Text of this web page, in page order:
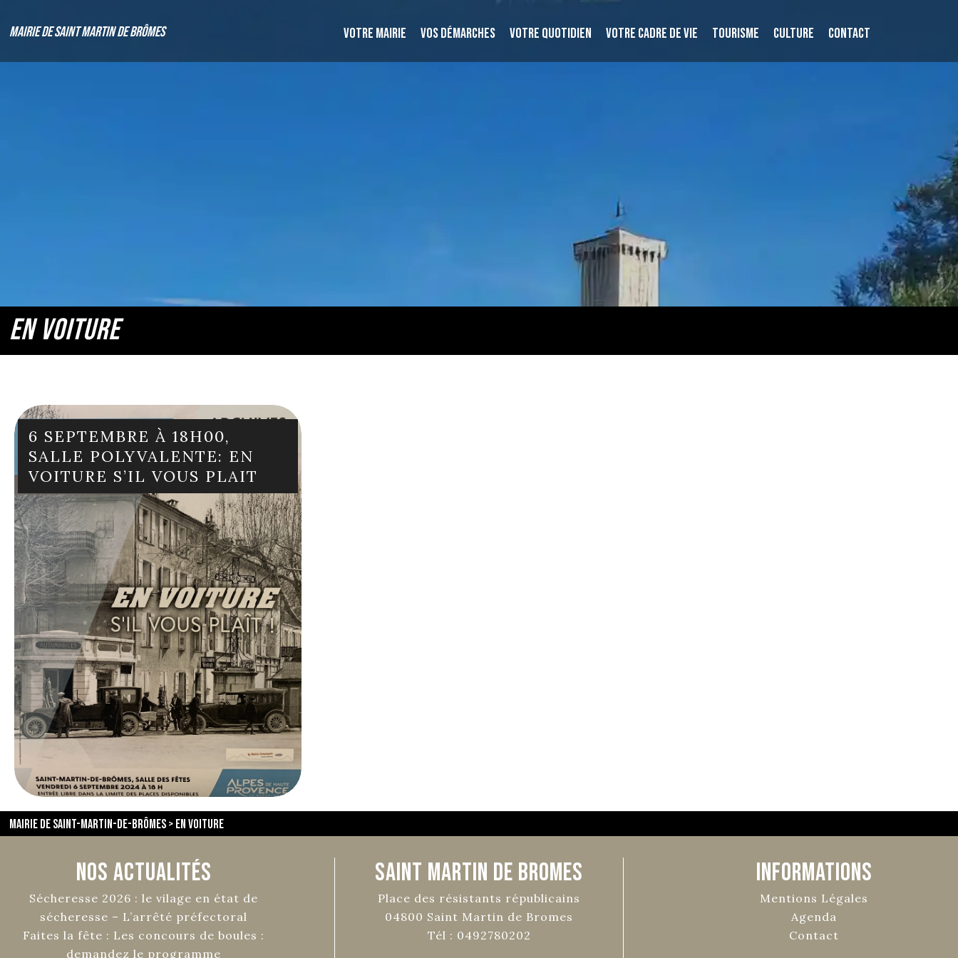
Mairie de Saint Martin de Brômes VOTRE MAIRIE VOS DÉMARCHES VOTRE QUOTIDIEN VOTRE CADRE DE VIE TOURISME CULTURE CONTACT
EN VOITURE
6 SEPTEMBRE À 18H00,
SALLE POLYVALENTE: EN
VOITURE S’IL VOUS PLAIT
Mairie de Saint-Martin-de-Brômes>en voiture
Nos Actualités
Sécheresse 2026 : le vilage en état de
sécheresse – L’arrêté préfectoral
Faites la fête : Les concours de boules :
demandez le programme
Saint Martin de Bromes
Place des résistants républicains
04800 Saint Martin de Bromes
Tél : 0492780202
Informations
Mentions Légales
Agenda
Contact